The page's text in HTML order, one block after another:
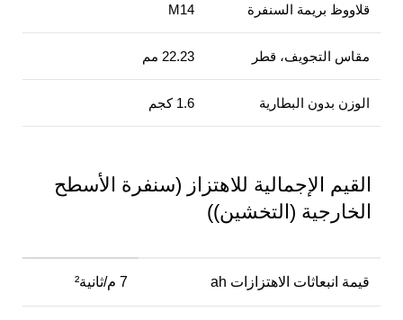
قلاووظ بريمة السنفرة M14
مقاس التجويف، قطر 22.23 مم
الوزن بدون البطارية 1.6 كجم
القيم الإجمالية للاهتزاز (سنفرة الأسطح
الخارجية (التخشين))
قيمة انبعاثات الاهتزازات ah 7 م/ثانية²